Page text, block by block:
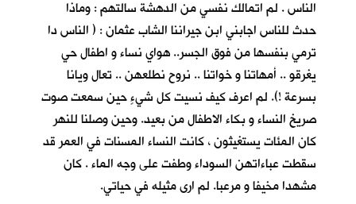
الناس . لم اتمالك نفسي من الدهشة سالتهم : وماذا
حدث للناس اجابني ابن جيراننا الشاب عثمان : ( الناس دا
ترمي بنفسها من فوق الجسر.. هواي نساء و اطفال حي
يغرقو .. أمهاتنا و خواتنا .. نروح نطلعهن .. تعال ويانا
بسرعة !). لم اعرف كيف نسيت كل شيءٍ حين سمعت صوت
صريخ النساء و بكاء الاطفال من بعيد. وحين وصلنا للنهر
كان المئات يستغيثون ، كانت النساء المسنات في العمر قد
سقطت عباءاتهن السوداء وطفت على وجه الماء . كان
مشهدا مخيفا و مرعبا. لم ارى مثيله في حياتي.